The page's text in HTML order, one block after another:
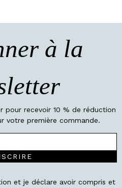
à la
pour recevoir 10 % de réduction
votre première commande.
et je déclare avoir compris et